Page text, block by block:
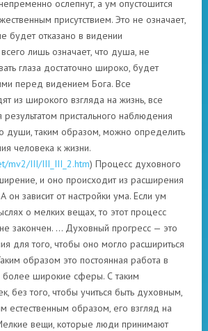
ослепнут, а ум опустошится
присутствием. Это не означает,
будет отказано в видении
лишь означает, что душа, не
глаза достаточно широко, будет
перед видением Бога. Все
из широкого взгляда на жизнь, все
пристального наблюдения
души, таким образом, можно определить
человека к жизни.
mv2/III/III_III_2.htm) Процесс духовного
и оно происходит из расширения
он зависит от настройки ума. Если ум
о мелких вещах, то этот процесс
закончен. … Духовный прогресс — это
для того, чтобы оно могло расшириться
образом это постоянная работа в
более широкие сферы. С таким
без того, чтобы учиться быть духовным,
естественным образом, его взгляд на
вещи, которые люди принимают